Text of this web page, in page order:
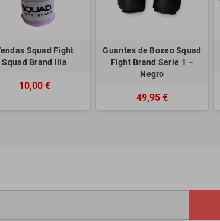
Squad Fight
Squad Brand lila
10,00 €
Guantes de Boxeo Squad
Fight Brand Serie 1 –
Negro
49,95 €